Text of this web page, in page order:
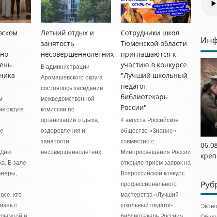
округе
В зале
кто
с
Летний отдых и
занятость
несовершеннолетних
В администрации
Аромашевского округа
состоялось заседание
межведомственной
комиссии по
организации отдыха,
оздоровления и
занятости
несовершеннолетних.
Сотрудники школ
Тюменской области
приглашаются к
участию в конкурсе
"Лучший школьный
педагог-
библиотекарь
России"
4 августа Российское
общество «Знание»
совместно с
Минпросвещения России
открыло прием заявок на
Всероссийский конкурс
профессионального
мастерства «Лучший
школьный педагог-